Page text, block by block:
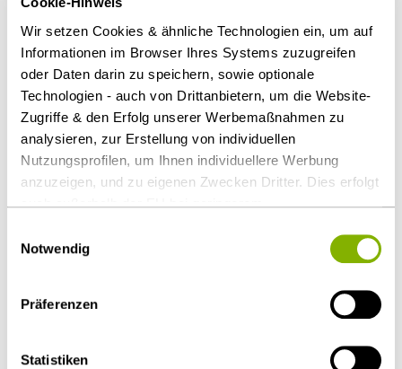
Wir setzen Cookies & ähnliche Technologien ein, um auf
Informationen im Browser Ihres Systems zuzugreifen
oder Daten darin zu speichern, sowie optionale
Technologien - auch von Drittanbietern, um die Website-
Zugriffe & den Erfolg unserer Werbemaßnahmen zu
analysieren, zur Erstellung von individuellen
Nutzungsprofilen, um Ihnen individuellere Werbung
anzuzeigen, und zu eigenen Zwecken Dritter. Dies erfolgt
auch außerhalb der EU bei geringerem
Regelungen das Risiko des staatlichen Zugriffs &
auszuschließen ist. Sie können Ihre Einwilligung jederzeit
über dieCookie-Einstellungen
widerrufen oder ändern.
Notwendig
Präferenzen
Statistiken
Spezialanwendungen.
Amtek Autohatte zuletzt 1,3 Milliarden Dollar
umgesetzt. Das Familienunternehmen ist an der
Börse in Mumbai gelistet. Amtek Auto übernimmt
Neumayer Tekfor mit 3.300 Mitarbeitern vollständig.
Diesen Artikel teilen